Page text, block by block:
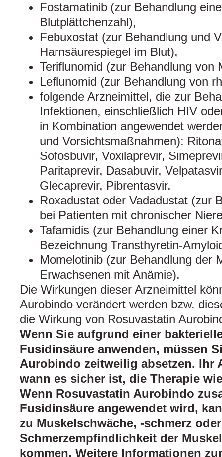
Fostamatinib (zur Behandlung
Blutplättchenzahl),
Febuxostat (zur Behandlung und
Harnsäurespiegel im Blut),
Teriflunomid (zur Behandlung von
Leflunomid (zur Behandlung von
folgende Arzneimittel, die zur
Infektionen, einschließlich HIV
in Kombination angewendet
und Vorsichtsmaßnahmen):
Sofosbuvir, Voxilaprevir,
Paritaprevir, Dasabuvir,
Glecaprevir, Pibrentasvir.
Roxadustat oder Vadadustat (zur
bei Patienten mit chronischer
Tafamidis (zur Behandlung einer
Bezeichnung Transthyretin-
Momelotinib (zur Behandlung der
Erwachsenen mit Anämie).
Die Wirkungen dieser Arzneimittel
Aurobindo verändert werden bzw.
die Wirkung von Rosuvastatin
Wenn Sie aufgrund einer
Fusidinsäure anwenden, müssen
Aurobindo zeitweilig absetzen. Ihr
wann es sicher ist, die Therapie
Wenn Rosuvastatin Aurobindo
Fusidinsäure angewendet wird,
zu Muskelschwäche, -schmerz oder
Schmerzempfindlichkeit der
kommen. Weitere Informationen